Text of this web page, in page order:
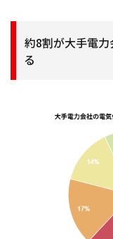
約8割が大手電力
る